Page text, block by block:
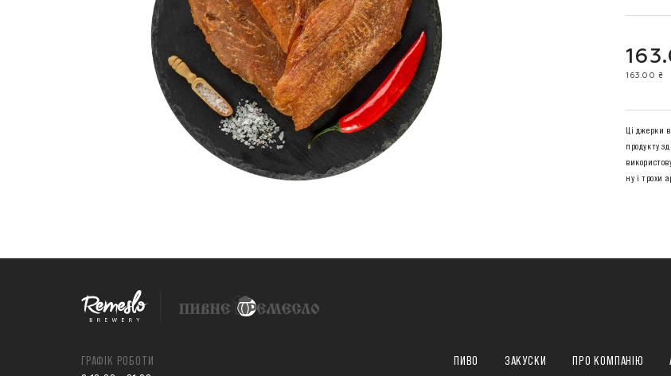
163.00 ₴
Ці джерки
продукту
ну і трохи
ГРАФІК РОБОТИ
ПИВО ЗАКУСКИ ПРО КОМПАНІЮ